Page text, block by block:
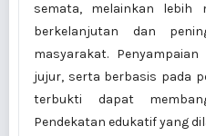
semata, melainkan lebih
berkelanjutan dan
masyarakat.
jujur, serta berbasis pada
terbukti dapat
Pendekatan edukatif yang